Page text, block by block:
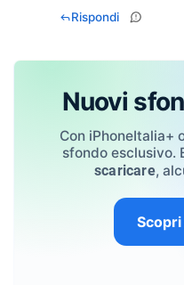
Rispondi
Nuovi
Con iPhoneItalia+
sfondo esclusivo.
scaricare,